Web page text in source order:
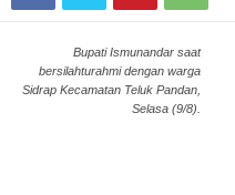
Bupati Ismunandar saat
bersilahturahmi dengan warga
Sidrap Kecamatan Teluk Pandan,
Selasa (9/8).